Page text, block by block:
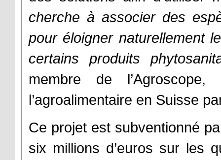
cherche à associer des
pour éloigner naturellement
certains produits
membre de
l’agroalimentaire en Suisse
Ce projet est subventionné
six millions d’euros sur les